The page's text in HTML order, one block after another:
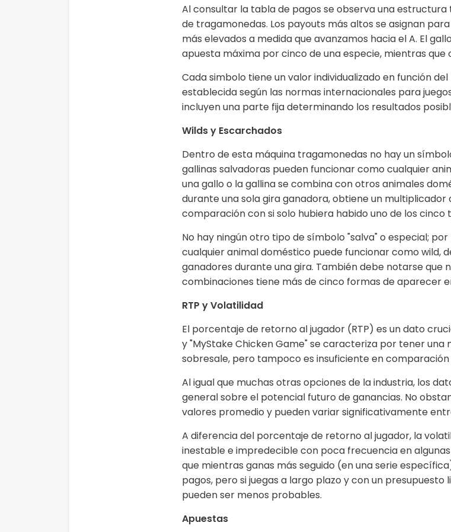
Al consultar la tabla de pagos se observa una
de tragamonedas. Los payouts más altos se asignan
más elevados a medida que avanzamos hacia el A. El
apuesta máxima por cinco de una especie, mientras que
Cada simbolo tiene un valor individualizado en función
establecida según las normas internacionales para
incluyen una parte fija determinando los resultados
Wilds y Escarchados
Dentro de esta máquina tragamonedas no hay un
gallinas salvadoras pueden funcionar como cualquier
una gallo o la gallina se combina con otros animales
durante una sola gira ganadora, obtiene un
comparación con si solo hubiera habido uno de los cinco
No hay ningún otro tipo de símbolo "salva" o especial;
cualquier animal doméstico puede funcionar como wild,
ganadores durante una gira. También debe notarse que
combinaciones tiene más de cinco formas de aparecer
RTP y Volatilidad
El porcentaje de retorno al jugador (RTP) es un dato
y "MyStake Chicken Game" se caracteriza por tener una
sobresale, pero tampoco es insuficiente en comparación
Al igual que muchas otras opciones de la industria, los
general sobre el potencial futuro de ganancias. No
valores promedio y pueden variar significativamente
A diferencia del porcentaje de retorno al jugador, la
inestable e impredecible con poca frecuencia en
que mientras ganas más seguido (en una serie
pagos, pero si juegas a largo plazo y con un presupuesto
pueden ser menos probables.
Apuestas